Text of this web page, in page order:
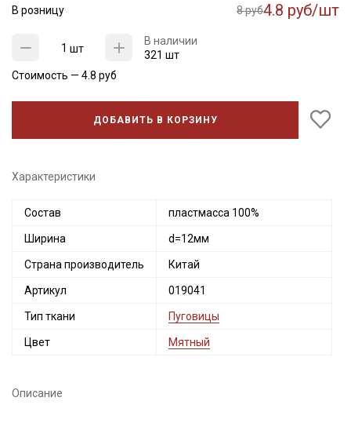
В розницу 8 руб4.8 руб/шт
шт
В наличии
321 шт
Стоимость — 4.8 руб
ДОБАВИТЬ В КОРЗИНУ
Характеристики
Состав пластмасса 100%
Ширина d=12мм
Страна производитель Китай
Артикул 019041
Тип ткани Пуговицы
Цвет Мятный
Описание
промокоды и скидки до 30% на узкие
категории тканей